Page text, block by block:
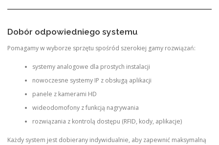
Dobór odpowiedniego systemu
Pomagamy w wyborze sprzętu spośród szerokiej gamy rozwiązań:
systemy analogowe dla prostych instalacji
nowoczesne systemy IP z obsługą aplikacji
panele z kamerami HD
wideodomofony z funkcją nagrywania
rozwiązania z kontrolą dostępu (RFID, kody, aplikacje)
Każdy system jest dobierany indywidualnie, aby zapewnić maksymalną